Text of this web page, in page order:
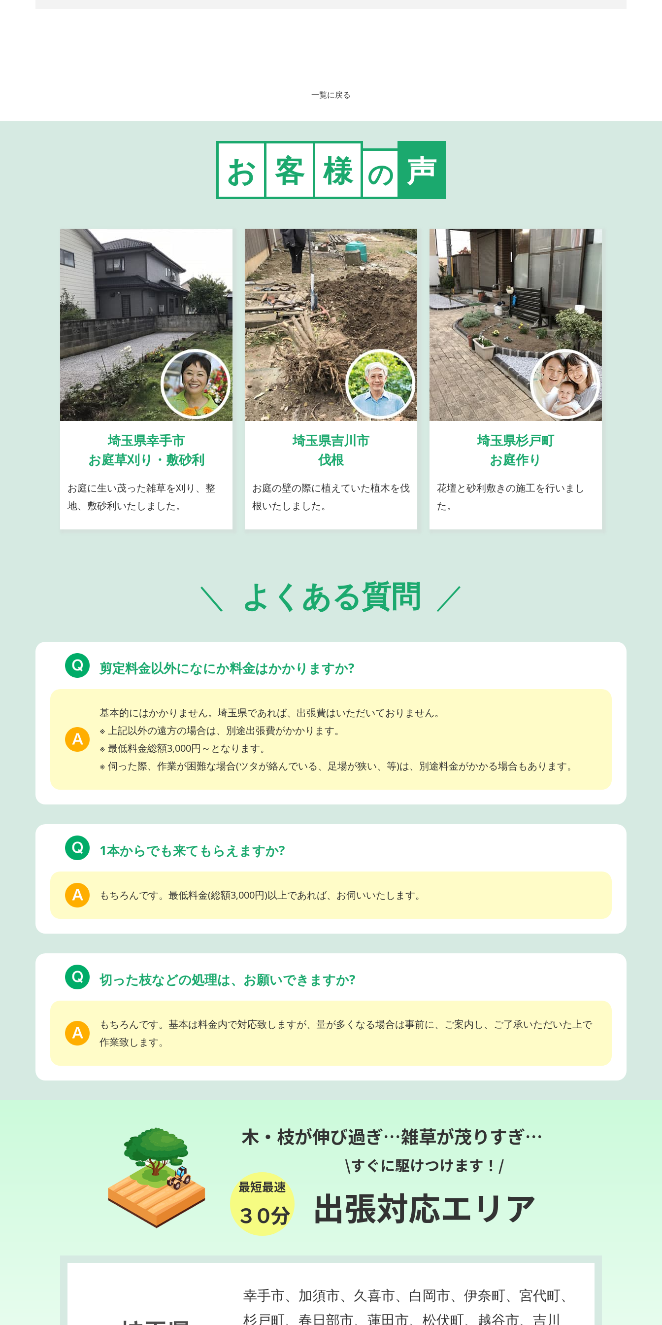
一覧に戻る
お 客 様 の 声
埼玉県幸手市
お庭草刈り・敷砂利
お庭に生い茂った雑草を刈り、整
地、敷砂利いたしました。
埼玉県吉川市
伐根
お庭の壁の際に植えていた植木を伐
根いたしました。
埼玉県杉戸町
お庭作り
花壇と砂利敷きの施工を行いまし
た。
よくある質問
剪定料金以外になにか料金はかかりますか?
基本的にはかかりません。埼玉県であれば、出張費はいただいておりません。
※ 上記以外の遠方の場合は、別途出張費がかかります。
※ 最低料金総額3,000円～となります。
※ 伺った際、作業が困難な場合(ツタが絡んでいる、足場が狭い、等)は、別途料金がかかる場合もあります。
1本からでも来てもらえますか?
もちろんです。最低料金(総額3,000円)以上であれば、お伺いいたします。
切った枝などの処理は、お願いできますか?
もちろんです。基本は料金内で対応致しますが、量が多くなる場合は事前に、ご案内し、ご了承いただいた上で
作業致します。
木・枝が伸び過ぎ…雑草が茂りすぎ…
最短最速
３０分
\すぐに駆けつけます！/
出張対応エリア
幸手市、加須市、久喜市、白岡市、伊奈町、宮代町、
杉戸町、春日部市、蓮田市、松伏町、越谷市、吉川